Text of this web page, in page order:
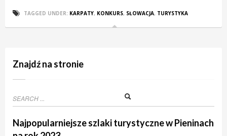
TAGGED UNDER: KARPATY, KONKURS, SŁOWACJA, TURYSTYKA
Znajdź na stronie
Najpopularniejsze szlaki turystyczne w Pieninach